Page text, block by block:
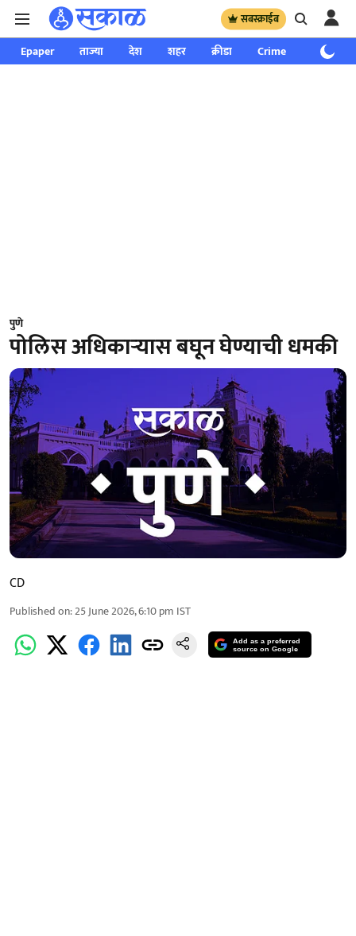
सबस्क्राईब
Epaper ताज्या देश शहर क्रीडा Crime साप्ताहिक
पुणे
पोलिस अधिकाऱ्यास बघून घेण्याची धमकी
CD
Published on:25 June 2026, 6:10 pm IST
Add as a preferred
source on Google